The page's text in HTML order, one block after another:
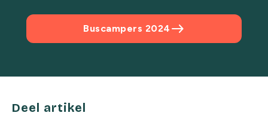
east
Buscampers 2024
Deel artikel